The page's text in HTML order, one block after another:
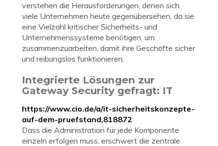
verstehen die Herausforderungen, denen sich
viele Unternehmen heute gegenübersehen, da sie
eine Vielzahl kritischer Sicherheits- und
Unternehmenssysteme benötigen, um
zusammenzuarbeiten, damit ihre Geschäfte sicher
und reibungslos funktionieren.
Integrierte Lösungen zur
Gateway Security gefragt: IT
https://www.cio.de/a/it-sicherheitskonzepte-
auf-dem-pruefstand,818872
Dass die Administration für jede Komponente
einzeln erfolgen muss, erschwert die zentrale